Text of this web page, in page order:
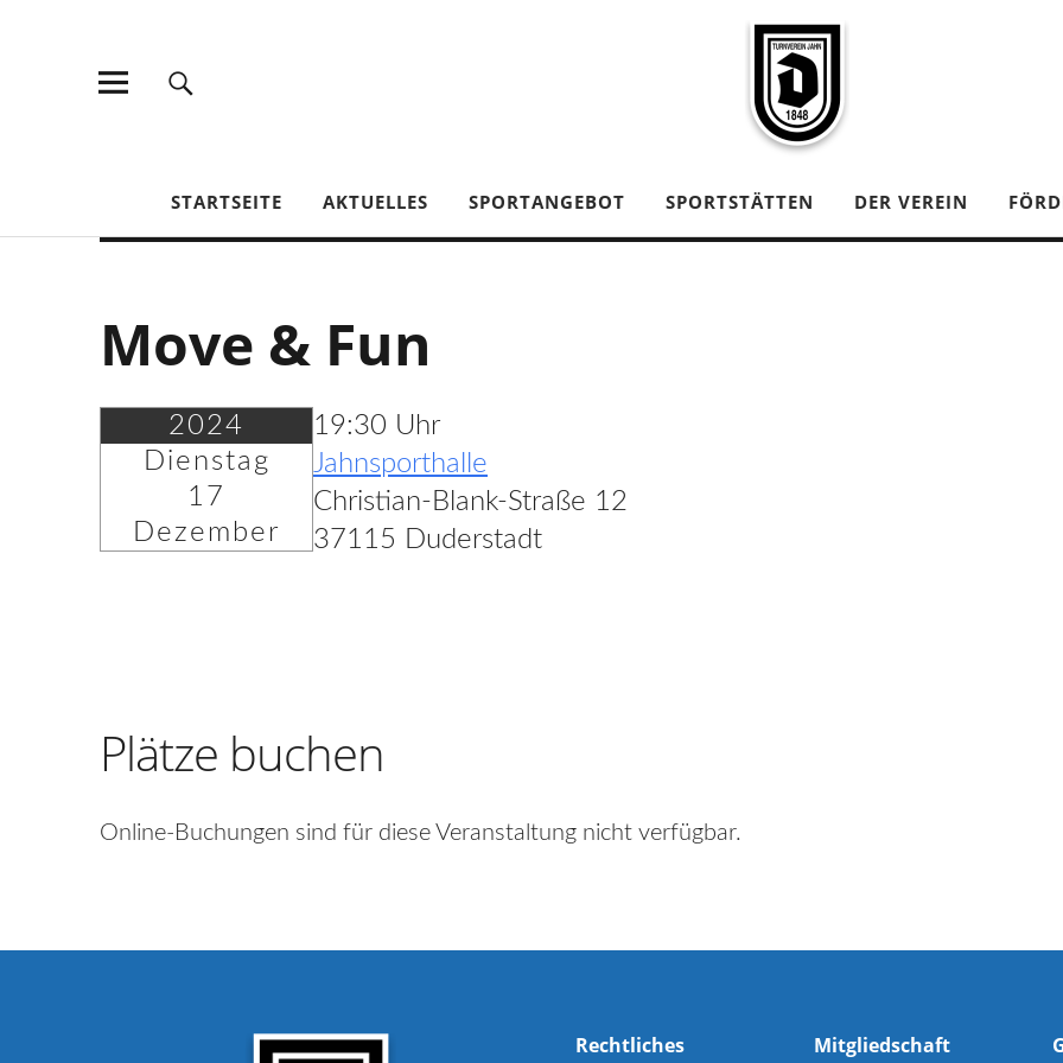
STARTSEITE AKTUELLES SPORTANGEBOT SPORTSTÄTTEN DER VEREIN
Move & Fun
2024
Dienstag
17
Dezember
19:30 Uhr
Jahnsporthalle
Christian-Blank-Straße 12
37115 Duderstadt
Plätze buchen
Online-Buchungen sind für diese Veranstaltung nicht verfügbar.
Rechtliches Mitgliedschaft